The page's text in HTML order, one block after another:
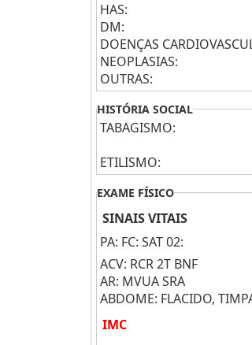
HAS:
DM:
DOENÇAS
NEOPLASIAS:
OUTRAS:
HISTÓRIA SOCIAL
TABAGISMO:
ETILISMO:
EXAME FÍSICO
SINAIS VITAIS
PA: FC: SAT 02:
ACV: RCR 2T BNF
AR: MVUA SRA
ABDOME: FLACIDO,
IMC